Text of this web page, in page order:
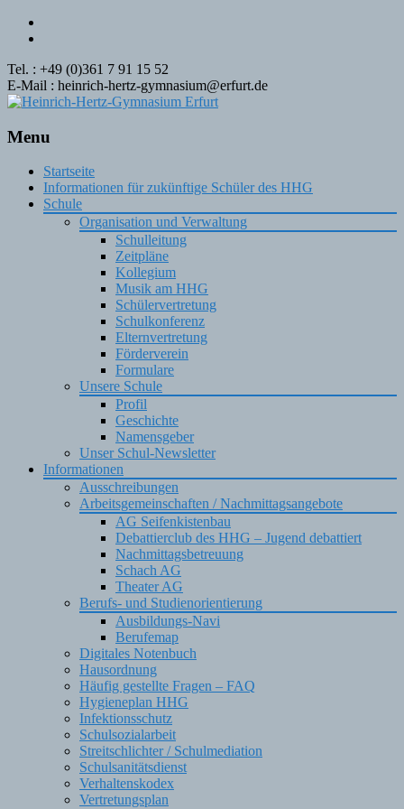
Tel. : +49 (0)361 7 91 15 52
E-Mail : heinrich-hertz-gymnasium@erfurt.de
Menu
Skip
content
Startseite
Informationen für zukünftige Schüler des HHG
Schule
Organisation und Verwaltung
Schulleitung
Zeitpläne
Kollegium
Musik am HHG
Schülervertretung
Schulkonferenz
Elternvertretung
Förderverein
Formulare
Unsere Schule
Profil
Geschichte
Namensgeber
Unser Schul-Newsletter
Informationen
Ausschreibungen
Arbeitsgemeinschaften / Nachmittagsangebote
AG Seifenkistenbau
Debattierclub des HHG – Jugend debattiert
Nachmittagsbetreuung
Schach AG
Theater AG
Berufs- und Studienorientierung
Ausbildungs-Navi
Berufemap
Digitales Notenbuch
Hausordnung
Häufig gestellte Fragen – FAQ
Hygieneplan HHG
Infektionsschutz
Schulsozialarbeit
Streitschlichter / Schulmediation
Schulsanitätsdienst
Verhaltenskodex
Vertretungsplan